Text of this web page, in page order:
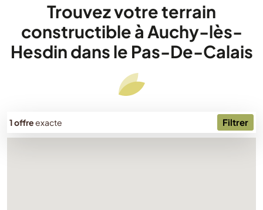
Trouvez votre terrain
constructible à Auchy-lès-
Hesdin dans le Pas-De-Calais
1 offreexacte Filtrer